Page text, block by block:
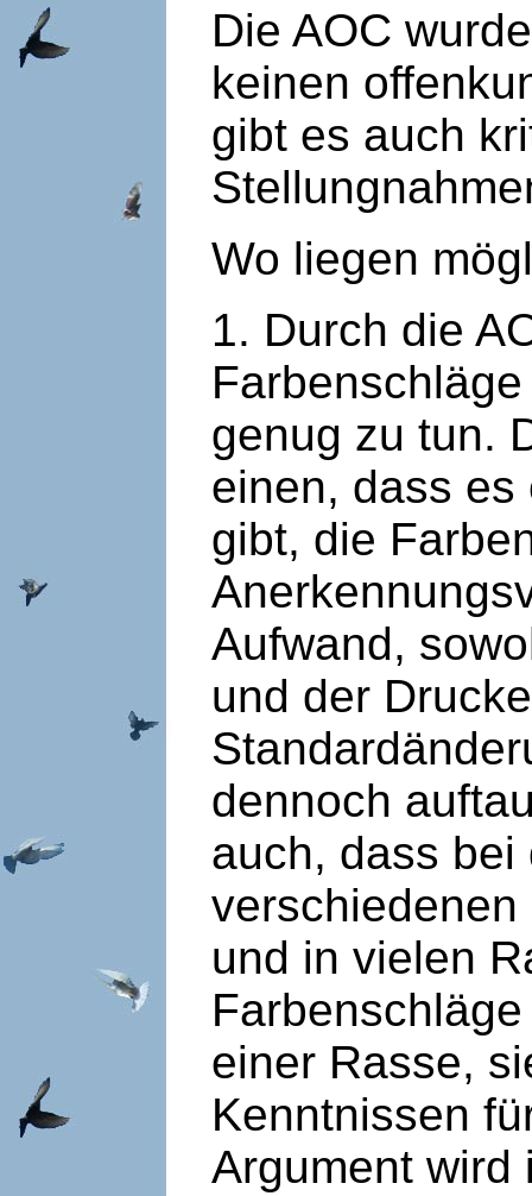
Die AOC
keinen
gibt es auch
Wo liegen
1. Durch die
genug zu tun.
einen, dass es
gibt, die
Aufwand,
und der
dennoch
auch, dass bei
und in vielen
einer Rasse,
Kenntnissen
Argument wird